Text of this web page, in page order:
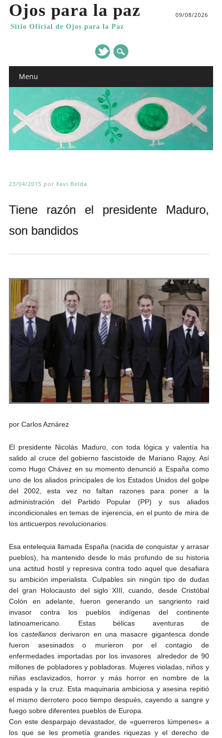
Ojos para la paz
Sitio Oficial de Ojos para la Paz
09/08/2026
Main menu
Menu
23/04/2015 por Xavi Belda
Tiene razón el presidente Maduro,
son bandidos
por Carlos Aznárez
El presidente Nicolás Maduro, con toda lógica y valentía ha
salido al cruce del gobierno fascistoide de Mariano Rajoy. Así
como Hugo Chávez en su momento denunció a España como
uno de los aliados principales de los Estados Unidos del golpe
del 2002, esta vez no faltan razones para poner a la
administración del Partido Popular (PP) y sus aliados
incondicionales en temas de injerencia, en el punto de mira de
los anticuerpos revolucionarios.
Esa entelequia llamada España (nacida de conquistar y arrasar
pueblos), ha mantenido desde lo más profundo de su historia
una actitud hostil y represiva contra todo aquel que desafiara
su ambición imperialista. Culpables sin ningún tipo de dudas
del gran Holocausto del siglo XIII, cuando, desde Cristóbal
Colón en adelante, fueron generando un sangriento raid
invasor contra los pueblos indígenas del continente
latinoamericano. Estas bélicas aventuras de
loscastellanos derivaron en una masacre gigantesca donde
fueron asesinados o murieron por el contagio de
enfermedades importadas por los invasores alrededor de 90
millones de pobladores y pobladoras. Mujeres violadas, niños y
niñas esclavizados, horror y más horror en nombre de la
espada y la cruz. Esta maquinaria ambiciosa y asesina repitió
el mismo derrotero poco tiempo después, cayendo a sangre y
fuego sobre diferentes pueblos de Europa.
Con este desparpajo devastador, de «guerreros lúmpenes» a
los que se les prometía grandes riquezas y el derecho de